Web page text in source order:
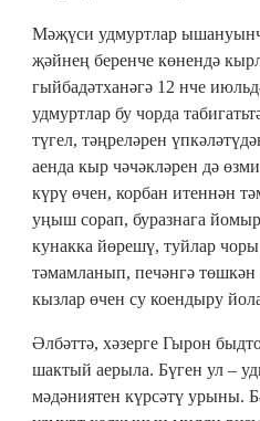
Мәҗүси удмуртлар
җәйнең беренче көнендә
гыйбадәтханәгә 12 нче
удмуртлар бу чорда
түгел, тәңреләрен
аенда кыр чәчәкләрен дә
күрү өчен, корбан итеннән
уңыш сорап, буразнага
кунакка йөрешү, туйлар
тәмамланып, печәнгә
кызлар өчен су коендыру
Әлбәттә, хәзерге Гырон
шактый аерыла. Бүген ул –
мәдәниятен күрсәтү урыны.